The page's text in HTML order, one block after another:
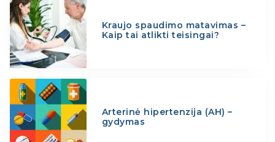
Kraujo spaudimo matavimas –
Kaip tai atlikti teisingai?
Arterinė hipertenzija (AH) –
gydymas